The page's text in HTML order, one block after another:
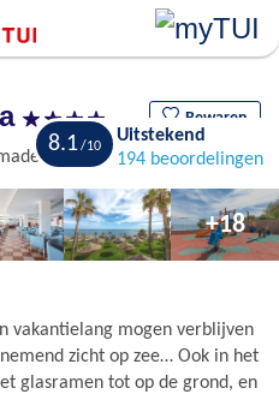
Bewaren
Costa
8.1
Uitstekend
194 beoordelingen
+18
vakantielang mogen verblijven
zicht op zee… Ook in het
glasramen tot op de grond, en